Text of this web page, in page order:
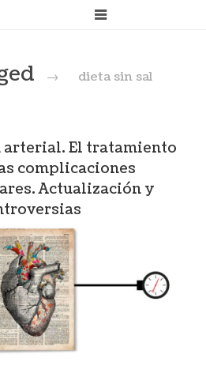
→ dieta sin sal
El tratamiento
complicaciones
Actualización y